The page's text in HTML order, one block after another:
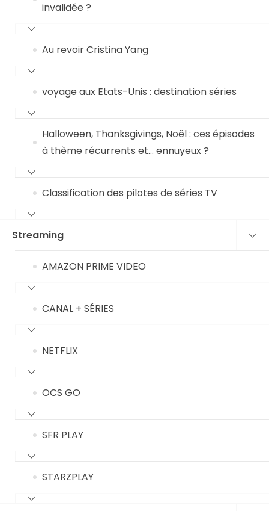
invalidée ?
Au revoir Cristina Yang
voyage aux Etats-Unis : destination séries
Halloween, Thanksgivings, Noël : ces épisodes
à thème récurrents et… ennuyeux ?
Classification des pilotes de séries TV
Streaming
AMAZON PRIME VIDEO
CANAL + SÉRIES
NETFLIX
OCS GO
SFR PLAY
STARZPLAY